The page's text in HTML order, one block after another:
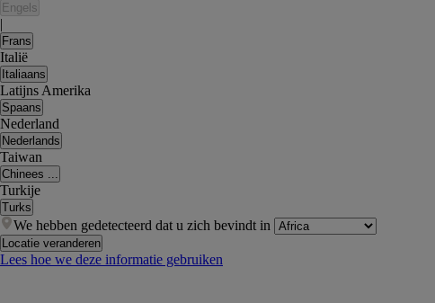
Engels
|
Frans
Italië
Italiaans
Latijns Amerika
Spaans
Nederland
Nederlands
Taiwan
Chinees ...
Turkije
Turks
We hebben gedetecteerd dat u zich bevindt in
Locatie veranderen
Lees hoe we deze informatie gebruiken